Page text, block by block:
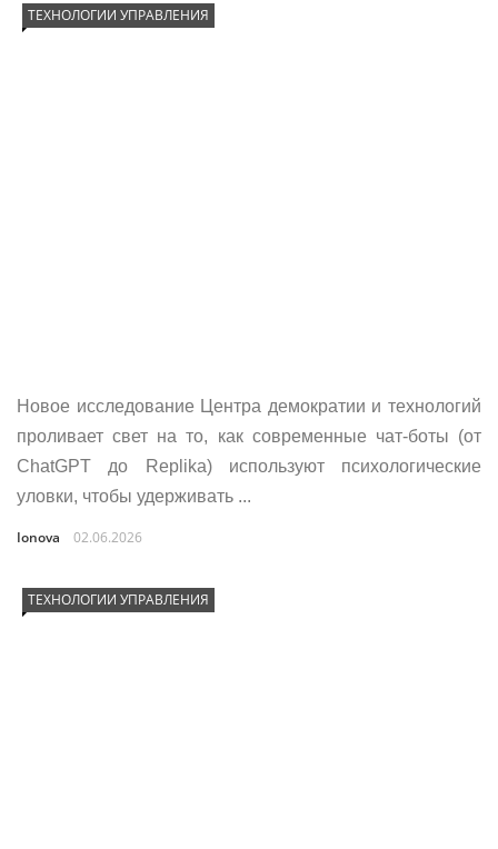
ТЕХНОЛОГИИ УПРАВЛЕНИЯ
Новое исследование Центра демократии и технологий
проливает свет на то, как современные чат-боты (от
ChatGPT до Replika) используют психологические
уловки, чтобы удерживать ...
Ionova 02.06.2026
ТЕХНОЛОГИИ УПРАВЛЕНИЯ